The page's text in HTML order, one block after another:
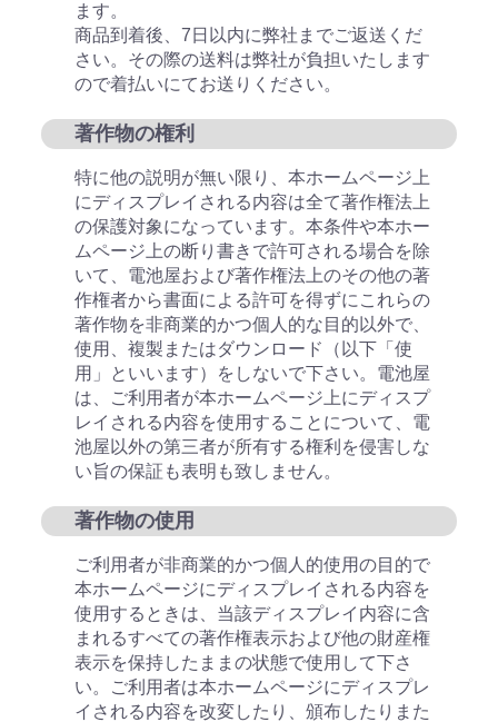
ます。
商品到着後、7日以内に弊社までご返送くだ
さい。その際の送料は弊社が負担いたします
ので着払いにてお送りください。
著作物の権利
特に他の説明が無い限り、本ホームページ上
にディスプレイされる内容は全て著作権法上
の保護対象になっています。本条件や本ホー
ムページ上の断り書きで許可される場合を除
いて、電池屋および著作権法上のその他の著
作権者から書面による許可を得ずにこれらの
著作物を非商業的かつ個人的な目的以外で、
使用、複製またはダウンロード（以下「使
用」といいます）をしないで下さい。電池屋
は、ご利用者が本ホームページ上にディスプ
レイされる内容を使用することについて、電
池屋以外の第三者が所有する権利を侵害しな
い旨の保証も表明も致しません。
著作物の使用
ご利用者が非商業的かつ個人的使用の目的で
本ホームページにディスプレイされる内容を
使用するときは、当該ディスプレイ内容に含
まれるすべての著作権表示および他の財産権
表示を保持したままの状態で使用して下さ
い。ご利用者は本ホームページにディスプレ
イされる内容を改変したり、頒布したりまた